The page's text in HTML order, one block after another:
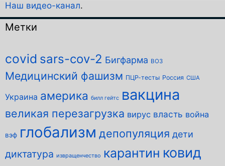
Наш видео-канал.
Метки
covid sars-cov-2 Бигфарма ВОЗ
Медицинский фашизм ПЦР-тесты Россия США
Украина америка билл гейтс вакцина
великая перезагрузка вирус власть война
вэф глобализм депопуляция дети
диктатура извращенчество карантин ковид